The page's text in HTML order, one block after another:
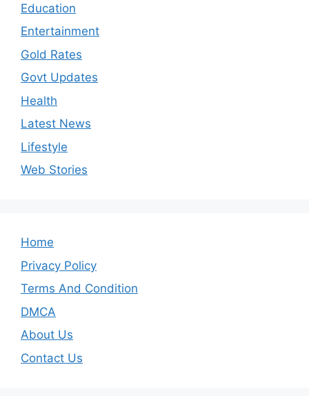
Education
Entertainment
Gold Rates
Govt Updates
Health
Latest News
Lifestyle
Web Stories
Home
Privacy Policy
Terms And Condition
DMCA
About Us
Contact Us